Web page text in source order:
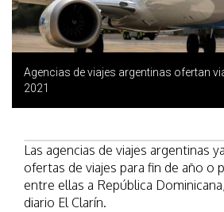
Agencias de viajes argentinas ofertan
2021
Las agencias de viajes argentinas
ofertas de viajes para fin de año o
entre ellas a República
diario El Clarín.